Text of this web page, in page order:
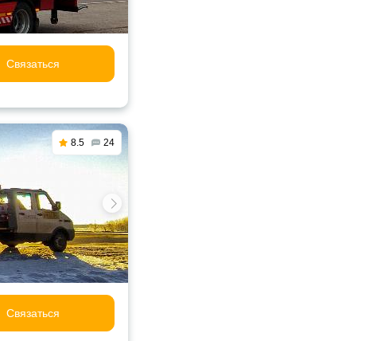
Связаться
8.5 24
Связаться